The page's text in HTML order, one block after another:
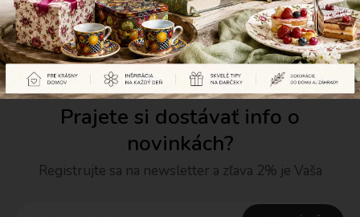
Prajete si dostávať info o
novinkách?
Registrujte sa na newsletter a zľava 2% je Vaša